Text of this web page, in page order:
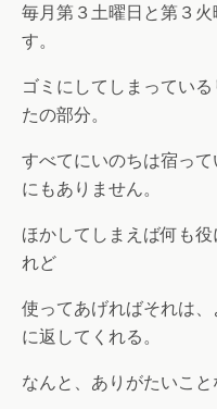
毎月第３土曜日と第３
す。
ゴミにしてしまってい
たの部分。
すべてにいのちは宿っ
にもありません。
ほかしてしまえば何も
れど
使ってあげればそれは
に返してくれる。
なんと、ありがたいこと